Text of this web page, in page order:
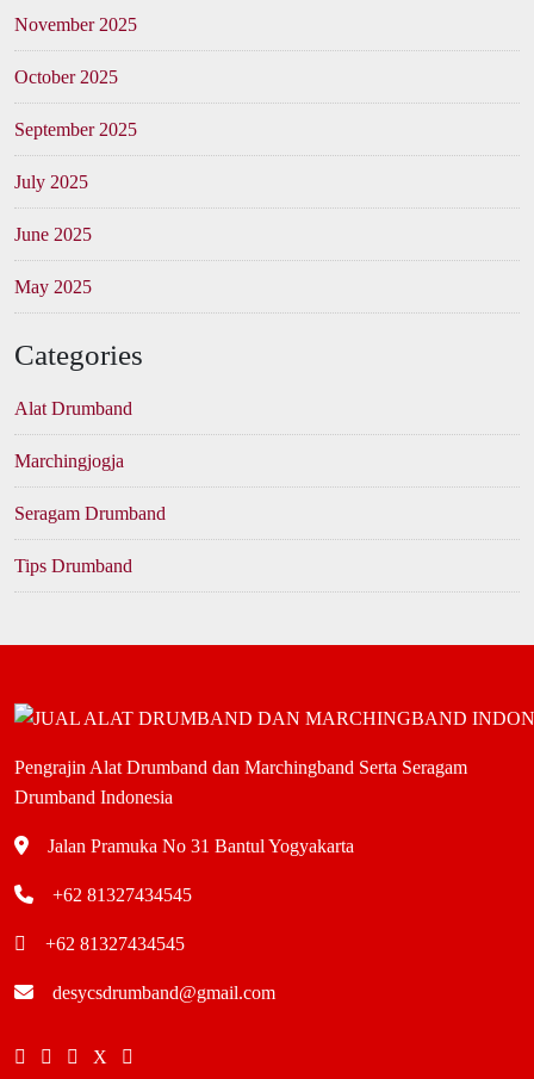
November 2025
October 2025
September 2025
July 2025
June 2025
May 2025
Categories
Alat Drumband
Marchingjogja
Seragam Drumband
Tips Drumband
Pengrajin Alat Drumband dan Marchingband Serta Seragam
Drumband Indonesia
Jalan Pramuka No 31 Bantul Yogyakarta
+62 81327434545
+62 81327434545
desycsdrumband@gmail.com